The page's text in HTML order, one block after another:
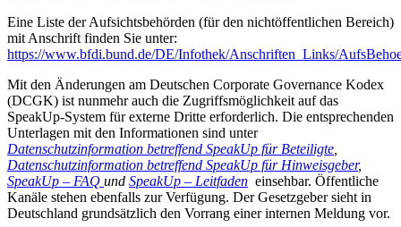
Eine Liste der Aufsichtsbehörden (für den nichtöffentlichen Bereich)
mit Anschrift finden Sie unter:
https://www.bfdi.bund.de/DE/Infothek/Anschriften_Links/
Mit den Änderungen am Deutschen Corporate Governance Kodex
(DCGK) ist nunmehr auch die Zugriffsmöglichkeit auf das
SpeakUp-System für externe Dritte erforderlich. Die entsprechenden
Unterlagen mit den Informationen sind unter
Datenschutzinformation betreffend SpeakUp für Beteiligte
Datenschutzinformation betreffend SpeakUp für Hinweisgeber,
SpeakUp – FAQ und SpeakUp – Leitfaden einsehbar. Öffentliche
Kanäle stehen ebenfalls zur Verfügung. Der Gesetzgeber sieht in
Deutschland grundsätzlich den Vorrang einer internen Meldung vor.